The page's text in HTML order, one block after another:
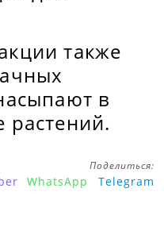
также
в
растений.
Поделиться:
WhatsApp Telegram